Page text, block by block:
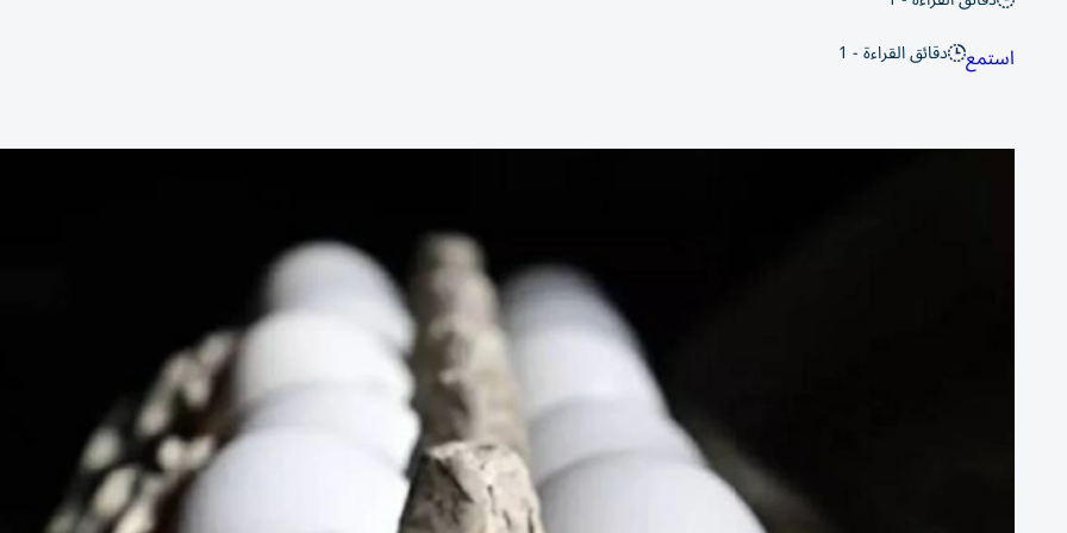
استمع دقائق القراءة - 1